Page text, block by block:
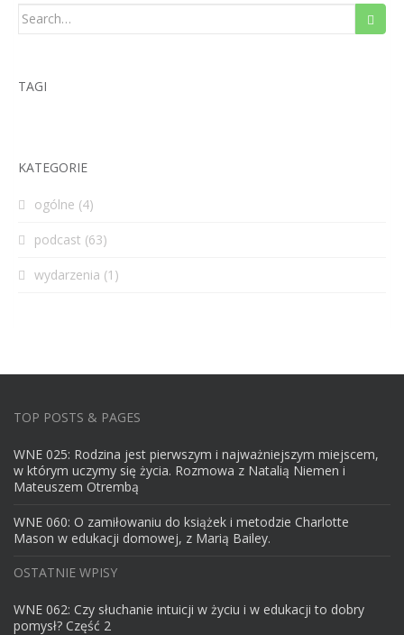
Search
TAGI
KATEGORIE
ogólne (4)
podcast (63)
wydarzenia (1)
TOP POSTS & PAGES
WNE 025: Rodzina jest pierwszym i najważniejszym miejscem,
w którym uczymy się życia. Rozmowa z Natalią Niemen i
Mateuszem Otrembą
WNE 060: O zamiłowaniu do książek i metodzie Charlotte
Mason w edukacji domowej, z Marią Bailey.
OSTATNIE WPISY
WNE 062: Czy słuchanie intuicji w życiu i w edukacji to dobry
pomysł? Część 2